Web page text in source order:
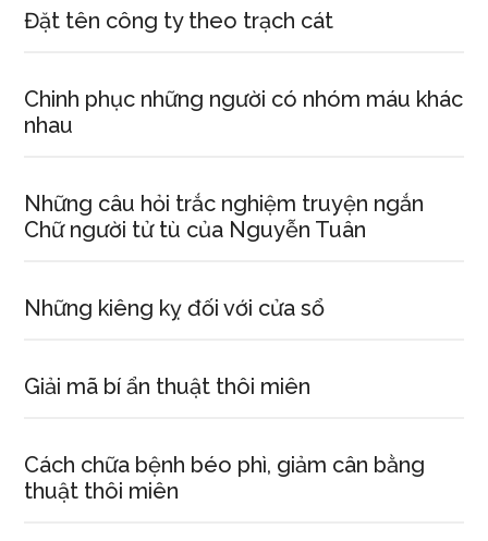
Đặt tên công ty theo trạch cát
Chinh phục những người có nhóm máu khác
nhau
Những câu hỏi trắc nghiệm truyện ngắn
Chữ người tử tù của Nguyễn Tuân
Những kiêng kỵ đối với cửa sổ
Giải mã bí ẩn thuật thôi miên
Cách chữa bệnh béo phì, giảm cân bằng
thuật thôi miên